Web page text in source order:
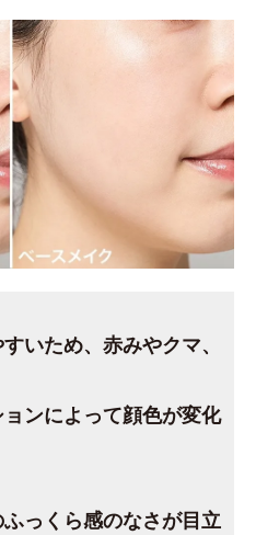
いため、赤みやクマ、
ンによって顔色が変化
っくら感のなさが目立